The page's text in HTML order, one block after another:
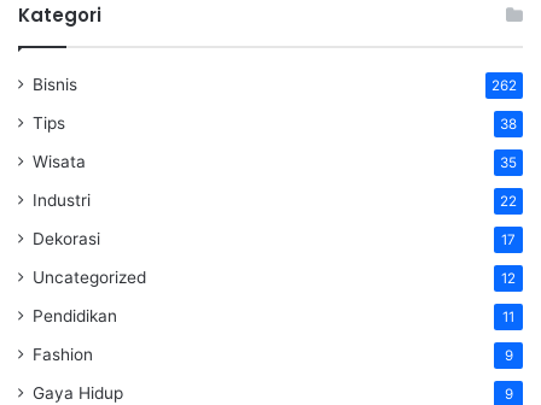
Kategori
Bisnis 262
Tips 38
Wisata 35
Industri 22
Dekorasi 17
Uncategorized 12
Pendidikan 11
Fashion 9
Gaya Hidup 9